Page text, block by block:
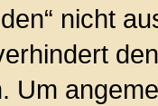
nicht
Um